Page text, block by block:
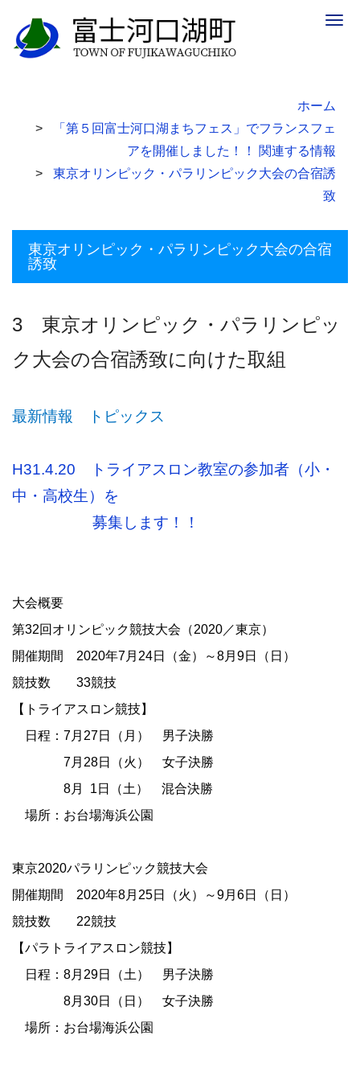
ホーム
「第５回富士河口湖まちフェス」でフランスフェ
アを開催しました！！ 関連する情報
東京オリンピック・パラリンピック大会の合宿誘
致
東京オリンピック・パラリンピック大会の合宿
誘致
3 東京オリンピック・パラリンピッ
ク大会の合宿誘致に向けた取組
最新情報 トピックス
H31.4.20 トライアスロン教室の参加者（小・
中・高校生）を
募集します！！
大会概要
第32回オリンピック競技大会（2020／東京）
開催期間 2020年7月 24日（金）～8月 9日（日）
競技数 33競技
【トライアスロン競技】
日程：7月27日（月） 男子決勝
7月28日（火） 女子決勝
8月 1日（土） 混合決勝
場所：お台場海浜公園
東京2020パラリンピック競技大会
開催期間 2020年8月 25日（火）～9月 6日（日）
競技数 22競技
【パラトライアスロン競技】
日程：8月 29日（土） 男子決勝
8月 30日（日） 女子決勝
場所：お台場海浜公園